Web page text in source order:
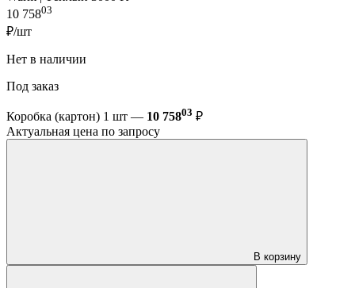
10 75803
₽/шт
Нет в наличии
Под заказ
Коробка (картон) 1 шт — 10 75803 ₽
Актуальная цена по запросу
В корзину